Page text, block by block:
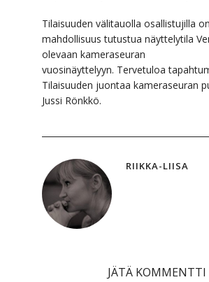
Tilaisuuden välitauolla osallistujilla on
mahdollisuus tutustua näyttelytila
olevaan kameraseuran
vuosinäyttelyyn. Tervetuloa
Tilaisuuden juontaa kameraseuran
Jussi Rönkkö.
RIIKKA-LIISA
JÄTÄ KOMMENTTI